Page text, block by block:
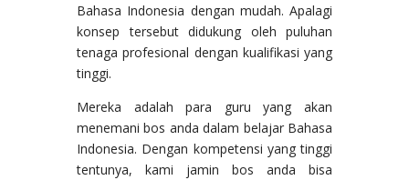
Bahasa Indonesia dengan mudah. Apalagi
konsep tersebut didukung oleh puluhan
tenaga profesional dengan kualifikasi yang
tinggi.
Mereka adalah para guru yang akan
menemani bos anda dalam belajar Bahasa
Indonesia. Dengan kompetensi yang tinggi
tentunya, kami jamin bos anda bisa